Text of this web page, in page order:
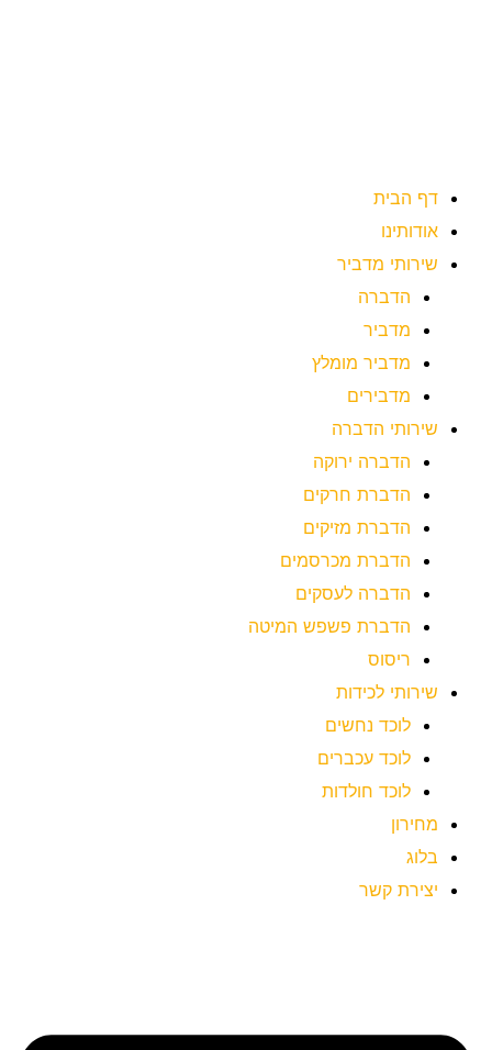
דף הבית
אודותינו
שירותי מדביר
הדברה
מדביר
מדביר מומלץ
מדבירים
שירותי הדברה
הדברה ירוקה
הדברת חרקים
הדברת מזיקים
הדברת מכרסמים
הדברה לעסקים
הדברת פשפש המיטה
ריסוס
שירותי לכידות
לוכד נחשים
לוכד עכברים
לוכד חולדות
מחירון
בלוג
יצירת קשר